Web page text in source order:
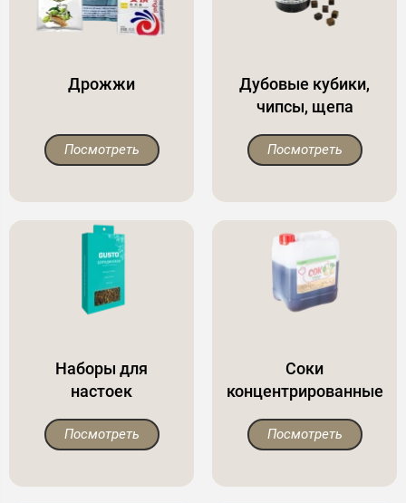
Дрожжи
Посмотреть
Дубовые кубики,
чипсы, щепа
Посмотреть
Наборы для
настоек
Посмотреть
Соки
концентрированные
Посмотреть